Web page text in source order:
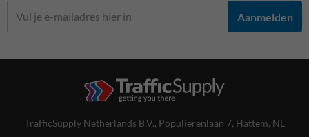
Aanmelden
TrafficSupply Netherlands B.V., Populierenlaan 7, Hattem, NL